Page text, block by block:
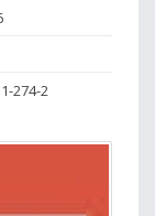
274-2